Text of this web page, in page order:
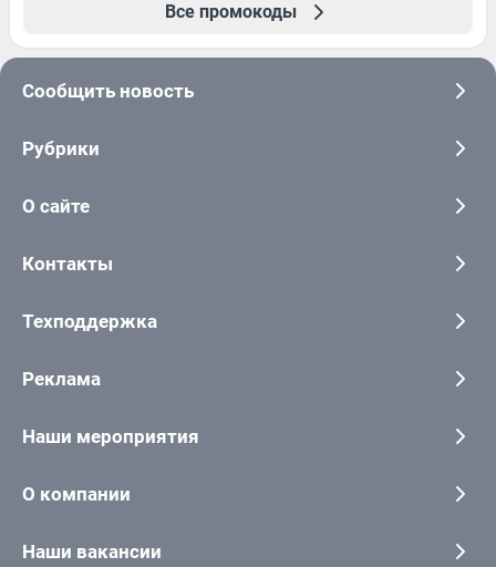
Все промокоды
Сообщить новость
Рубрики
О сайте
Контакты
Техподдержка
Реклама
Наши мероприятия
О компании
Наши вакансии